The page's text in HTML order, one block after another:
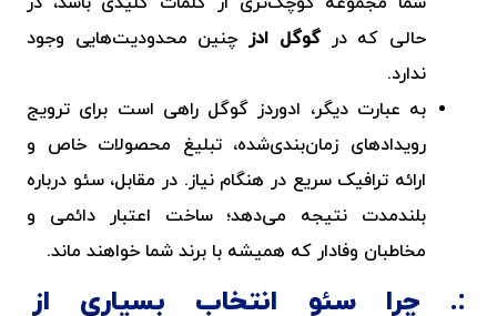
حالی که درگوگل ادزچنین محدودیت‌هایی وجود
ندارد.
به عبارت دیگر، ادوردز گوگل راهی است برای ترویج
رویدادهای زمان‌بندی‌شده، تبلیغ محصولات خاص و
ارائه ترافیک سریع در هنگام نیاز. در مقابل، سئو درباره
بلندمدت نتیجه می‌دهد؛ ساخت اعتبار دائمی و
مخاطبان وفادار که همیشه با برند شما خواهند ماند.
چرا سئو انتخاب بسیاری از